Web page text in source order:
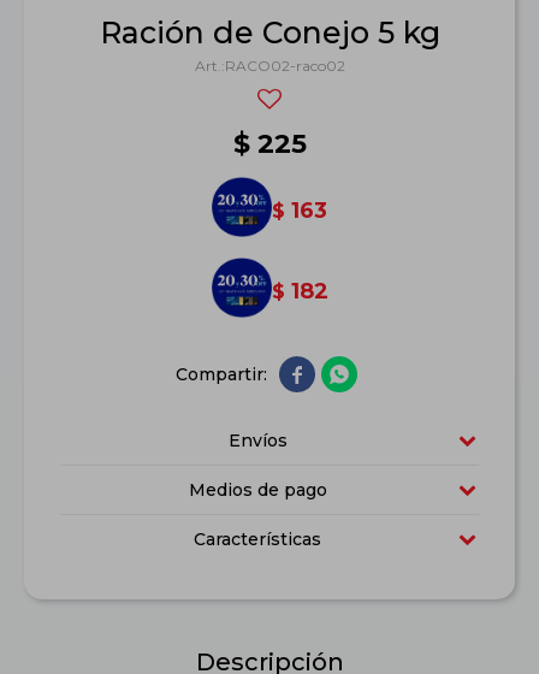
Ración de Conejo 5 kg
RACO02-raco02
$ 225
$ 163
$ 182
 
Envíos
Medios de pago
Características
Descripción